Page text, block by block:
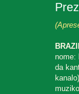
nome:
da